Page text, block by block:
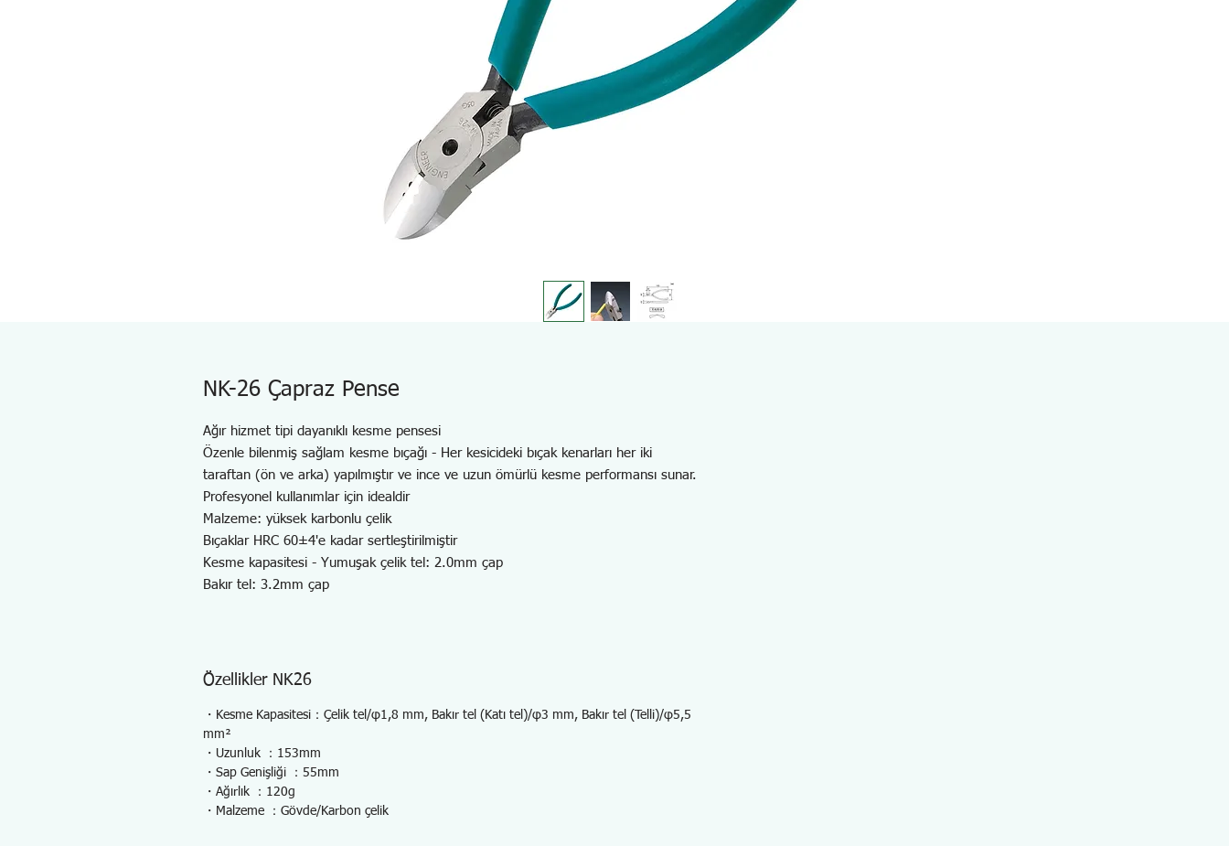
NK-26 Çapraz Pense
Ağır hizmet tipi dayanıklı kesme pensesi
Özenle bilenmiş sağlam kesme bıçağı - Her kesicideki bıçak kenarları her iki
taraftan (ön ve arka) yapılmıştır ve ince ve uzun ömürlü kesme performansı sunar.
Profesyonel kullanımlar için idealdir
Malzeme: yüksek karbonlu çelik
Bıçaklar HRC 60±4'e kadar sertleştirilmiştir
Kesme kapasitesi - Yumuşak çelik tel: 2.0mm çap
Bakır tel: 3.2mm çap
Özellikler NK26
・Kesme Kapasitesi：Çelik tel/φ1,8 mm, Bakır tel (Katı tel)/φ3 mm, Bakır tel (Telli)/φ5,5
mm²
・Uzunluk ：153mm
・Sap Genişliği ：55mm
・Ağırlık ：120g
・Malzeme ：Gövde/Karbon çelik